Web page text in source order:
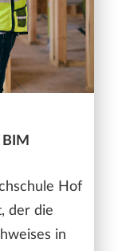
Hof
der die
in